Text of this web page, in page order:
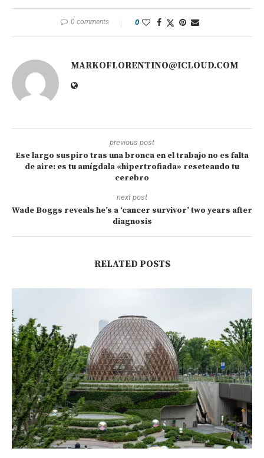
0 comments 0
MARKOFLORENTINO@ICLOUD.COM
previous post
Ese largo suspiro tras una bronca en el trabajo no es falta
de aire: es tu amígdala «hipertrofiada» reseteando tu
cerebro
next post
Wade Boggs reveals he’s a ‘cancer survivor’ two years after
diagnosis
RELATED POSTS